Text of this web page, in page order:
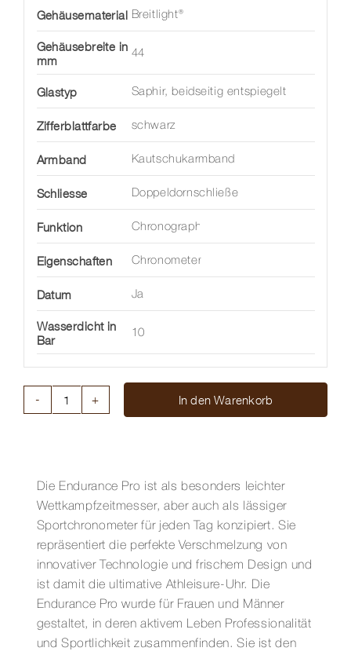
Gehäusematerial Breitlight®
Gehäusebreite in
mm
44
Glastyp Saphir, beidseitig entspiegelt
Zifferblattfarbe schwarz
Armband Kautschukarmband
Schliesse Doppeldornschließe
Funktion Chronograph
Eigenschaften Chronometer
Datum Ja
Wasserdicht in
Bar
10
Menge
In den Warenkorb
Die Endurance Pro ist als besonders leichter
Wettkampfzeitmesser, aber auch als lässiger
Sportchronometer für jeden Tag konzipiert. Sie
repräsentiert die perfekte Verschmelzung von
innovativer Technologie und frischem Design und
ist damit die ultimative Athleisure-Uhr. Die
Endurance Pro wurde für Frauen und Männer
gestaltet, in deren aktivem Leben Professionalität
und Sportlichkeit zusammenfinden. Sie ist den